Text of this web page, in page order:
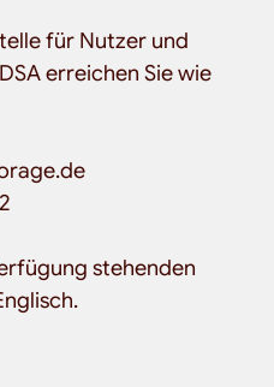
für Nutzer und
erreichen Sie wie
stehenden